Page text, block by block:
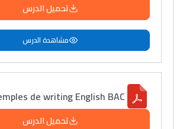
تحميل الدرس
مشاهدة الدرس
de writing English BAC
تحميل الدرس